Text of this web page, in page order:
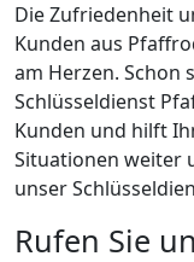
Die Zufriedenheit
Kunden aus
am Herzen. Schon
Schlüsseldienst
Kunden und hilft
Situationen weiter
unser
Rufen Sie